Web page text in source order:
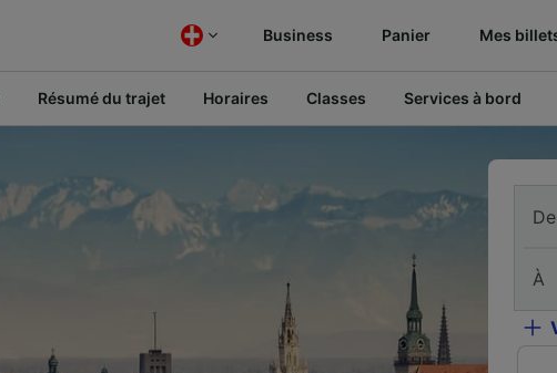
Business Panier Mes
Résumé du trajet Horaires Classes Services à bord
De
À